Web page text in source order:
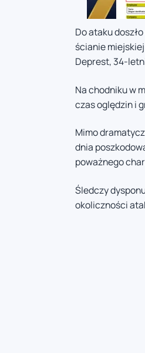
Do ataku
ścianie
Deprest, 34-
Na chodniku w
czas oględzin i
Mimo
dnia
poważnego
Śledczy
okoliczności